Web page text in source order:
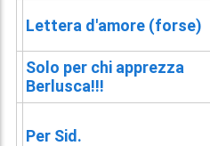
Lettera d'amore (forse)
Solo per chi apprezza
Berlusca!!!
Per Sid.